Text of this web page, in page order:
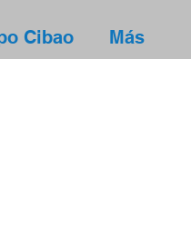
Cibao Más